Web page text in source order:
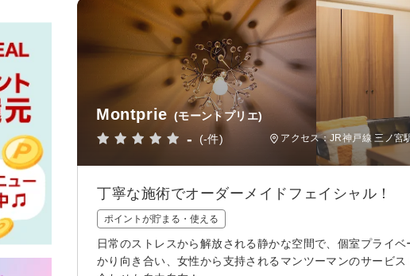
Montprie (モーントプリエ)
- (-件) アクセス：JR神戸線 三ノ宮
丁寧な施術でオーダーメイドフェイシャル！
ポイントが貯まる・使える
日常のストレスから解放される静かな空間で、個室プライ
かり向き合い、女性から支持されるマンツーマンのサービ